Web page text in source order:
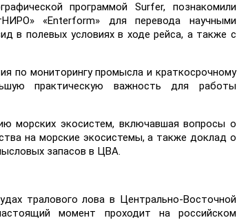
программой Surfer, познакомили
«Enterform» для перевода научными
в полевых условиях в ходе рейса, а также с
по мониторингу промысла и краткосрочному
практическую важность для работы
морских экосистем, включавшая вопросы о
на морские экосистемы, а также доклад о
запасов в ЦВА.
тралового лова в Центрально-Восточной
момент проходит на российском